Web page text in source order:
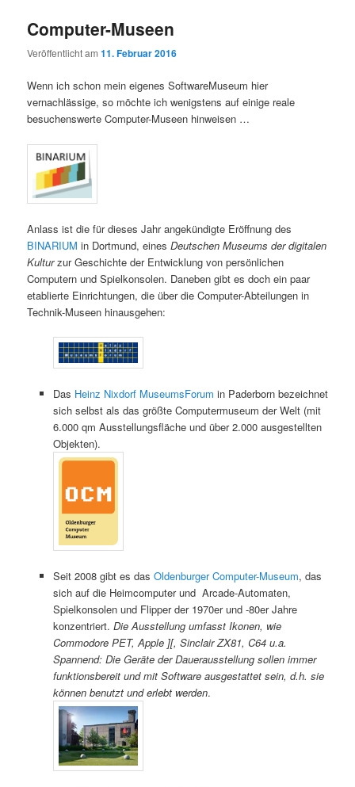
Computer-Museen
Veröffentlicht am11. Februar 2016
Wenn ich schon mein eigenes SoftwareMuseum hier
vernachlässige, so möchte ich wenigstens auf einige reale
besuchenswerte Computer-Museen hinweisen …
Anlass ist die für dieses Jahr angekündigte Eröffnung des
BINARIUM in Dortmund, einesDeutschen Museums der digitalen
Kulturzur Geschichte der Entwicklung von persönlichen
Computern und Spielkonsolen. Daneben gibt es doch ein paar
etablierte Einrichtungen, die über die Computer-Abteilungen in
Technik-Museen hinausgehen:
Das Heinz Nixdorf MuseumsForum in Paderborn bezeichnet
sich selbst als das größte Computermuseum der Welt (mit
6.000 qm Ausstellungsfläche und über 2.000 ausgestellten
Objekten).
Seit 2008 gibt es das Oldenburger Computer-Museum, das
sich auf die Heimcomputer und Arcade-Automaten,
Spielkonsolen und Flipper der 1970er und -80er Jahre
konzentriert. Die Ausstellung umfasst Ikonen, wie
Commodore PET, Apple ][, Sinclair ZX81, C64 u.a.
Spannend: Die Geräte der Dauerausstellung sollen immer
funktionsbereit und mit Software ausgestattet sein, d.h. sie
können benutzt und erlebt werden.